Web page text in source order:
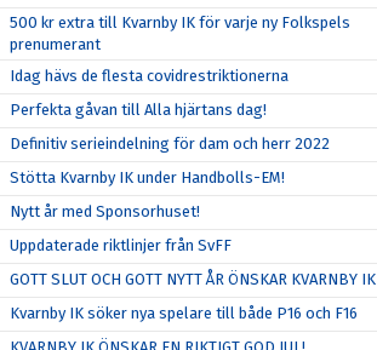
500 kr extra till Kvarnby IK för varje ny Folkspels
prenumerant
Idag hävs de flesta covidrestriktionerna
Perfekta gåvan till Alla hjärtans dag!
Definitiv serieindelning för dam och herr 2022
Stötta Kvarnby IK under Handbolls-EM!
Nytt år med Sponsorhuset!
Uppdaterade riktlinjer från SvFF
GOTT SLUT OCH GOTT NYTT ÅR ÖNSKAR KVARNBY IK
Kvarnby IK söker nya spelare till både P16 och F16